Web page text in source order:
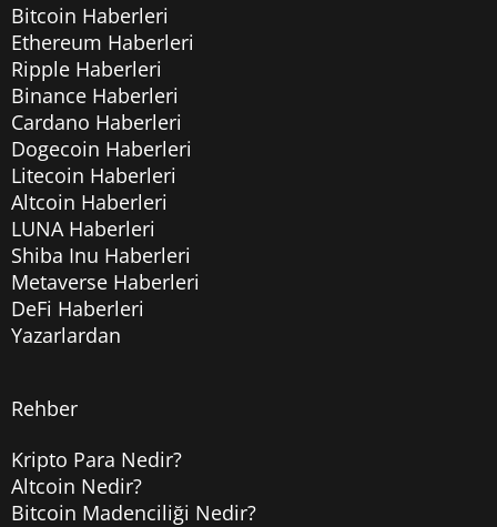
Bitcoin Haberleri
Ethereum Haberleri
Ripple Haberleri
Binance Haberleri
Cardano Haberleri
Dogecoin Haberleri
Litecoin Haberleri
Altcoin Haberleri
LUNA Haberleri
Shiba Inu Haberleri
Metaverse Haberleri
DeFi Haberleri
Yazarlardan
Rehber
Kripto Para Nedir?
Altcoin Nedir?
Bitcoin Madenciliği Nedir?